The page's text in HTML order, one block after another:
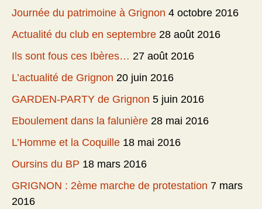
Journée du patrimoine à Grignon 4 octobre 2016
Actualité du club en septembre 28 août 2016
Ils sont fous ces Ibères… 27 août 2016
L’actualité de Grignon 20 juin 2016
GARDEN-PARTY de Grignon 5 juin 2016
Eboulement dans la falunière 28 mai 2016
L’Homme et la Coquille 18 mai 2016
Oursins du BP 18 mars 2016
GRIGNON : 2ème marche de protestation 7 mars
2016